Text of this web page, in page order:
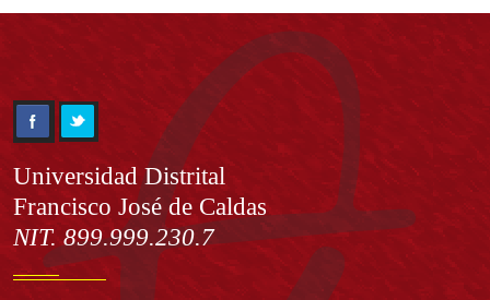
Información
Universidad Distrital
Francisco José de Caldas
NIT. 899.999.230.7